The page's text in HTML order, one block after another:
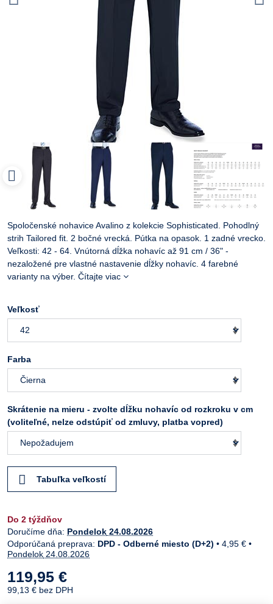
Spoločenské nohavice Avalino z kolekcie Sophisticated. Pohodlný
strih Tailored fit. 2 bočné vrecká. Pútka na opasok. 1 zadné vrecko.
Veľkosti: 42 - 64. Vnútorná dĺžka nohavíc až 91 cm / 36" -
nezaložené pre vlastné nastavenie dĺžky nohavíc. 4 farebné
varianty na výber. Čítajte viac
Veľkosť
Farba
Skrátenie na mieru - zvolte dĺžku nohavíc od rozkroku v cm
(voliteľné, nelze odstúpiť od zmluvy, platba vopred)
Tabuľka veľkostí
Do 2 týždňov
Doručíme dňa: Pondelok 24.08.2026
DPD - Odberné miesto (D+2) • 4,95 € •
Pondelok 24.08.2026
119,95 €
99,13 € bez DPH